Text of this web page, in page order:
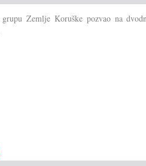
Zemlje Koruške pozvao na